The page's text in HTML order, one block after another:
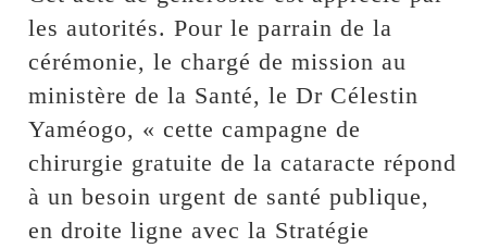
les autorités. Pour le parrain de la
cérémonie, le chargé de mission au
ministère de la Santé, le Dr Célestin
Yaméogo, « cette campagne de
chirurgie gratuite de la cataracte répond
à un besoin urgent de santé publique,
en droite ligne avec la Stratégie